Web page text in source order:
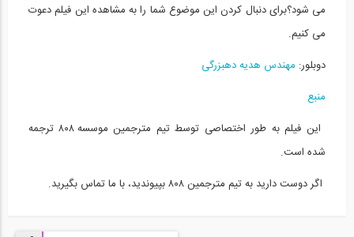
13:33
بتن ریزی دال کف انباری (ترجمه و دوبله...
09:40
می شود؟برای دنبال کردن این موضوع شما را به مشاهده این فیلم دعوت
می کنیم.
دوبلور: مهندس هدیه دهبزرگی
منبع
این فیلم به طور اختصاصی توسط تیم مترجمین موسسه ۸۰۸ ترجمه
شده است.
اگر دوست دارید به تیم مترجمین ۸۰۸ بپیوندید، با ما تماس بگیرید.